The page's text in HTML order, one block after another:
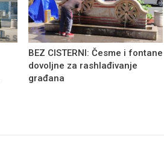
BEZ CISTERNI: Česme i fontane
dovoljne za rashlađivanje
građana